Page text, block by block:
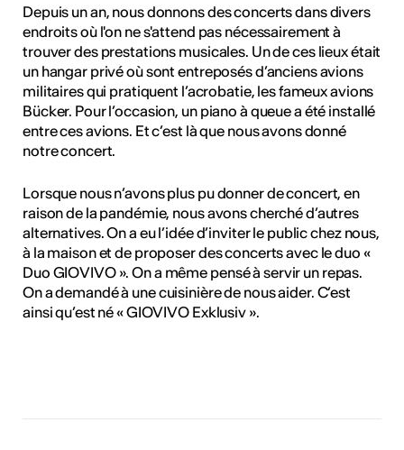
Depuis un an, nous donnons des concerts dans divers
endroits où l'on ne s'attend pas nécessairement à
trouver des prestations musicales. Un de ces lieux était
un hangar privé où sont entreposés d’anciens avions
militaires qui pratiquent l’acrobatie, les fameux avions
Bücker. Pour l’occasion, un piano à queue a été installé
entre ces avions. Et c’est là que nous avons donné
notre concert.
Lorsque nous n’avons plus pu donner de concert, en
raison de la pandémie, nous avons cherché d’autres
alternatives. On a eu l’idée d’inviter le public chez nous,
à la maison et de proposer des concerts avec le duo «
Duo GIOVIVO ». On a même pensé à servir un repas.
On a demandé à une cuisinière de nous aider. C’est
ainsi qu’est né « GIOVIVO Exklusiv ».